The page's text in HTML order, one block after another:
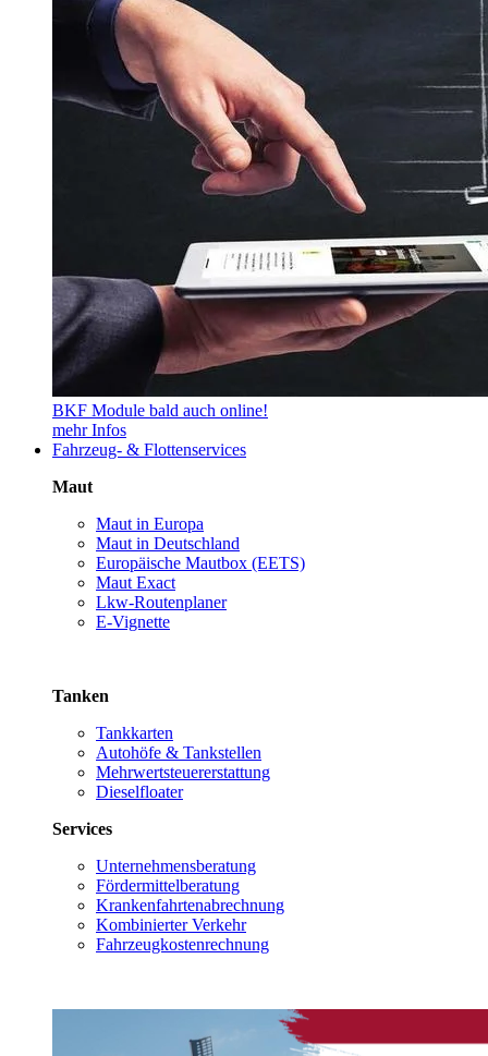
BKF Module bald auch online!
mehr Infos
Fahrzeug- & Flottenservices
Maut
Maut in Europa
Maut in Deutschland
Europäische Mautbox (EETS)
Maut Exact
Lkw-Routenplaner
E-Vignette
Tanken
Tankkarten
Autohöfe & Tankstellen
Mehrwertsteuererstattung
Dieselfloater
Services
Unternehmensberatung
Fördermittelberatung
Krankenfahrtenabrechnung
Kombinierter Verkehr
Fahrzeugkostenrechnung